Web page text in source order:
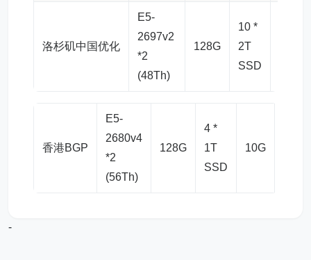
洛杉矶中国优化
E5-
2697v2
*2
(48Th)
128G
10 *
2T
SSD
香港BGP
E5-
2680v4
*2
(56Th)
128G
4 *
1T
SSD
10G
-